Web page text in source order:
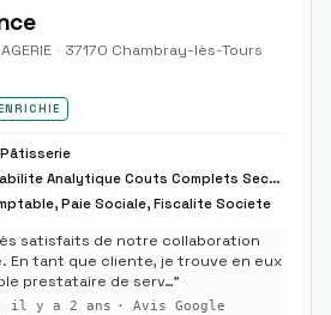
· 37170 Chambray-lès-Tours
Comptabilite Analytique Couts Complets Sections Homogenes, Reporting Financier Pilotage Kpis Dashboards Temps Reel
Paie Sociale, Fiscalite Societe
satisfaits de notre collaboration
En tant que cliente, je trouve en eux
prestataire de serv…"
il y a 2 ans · Avis Google